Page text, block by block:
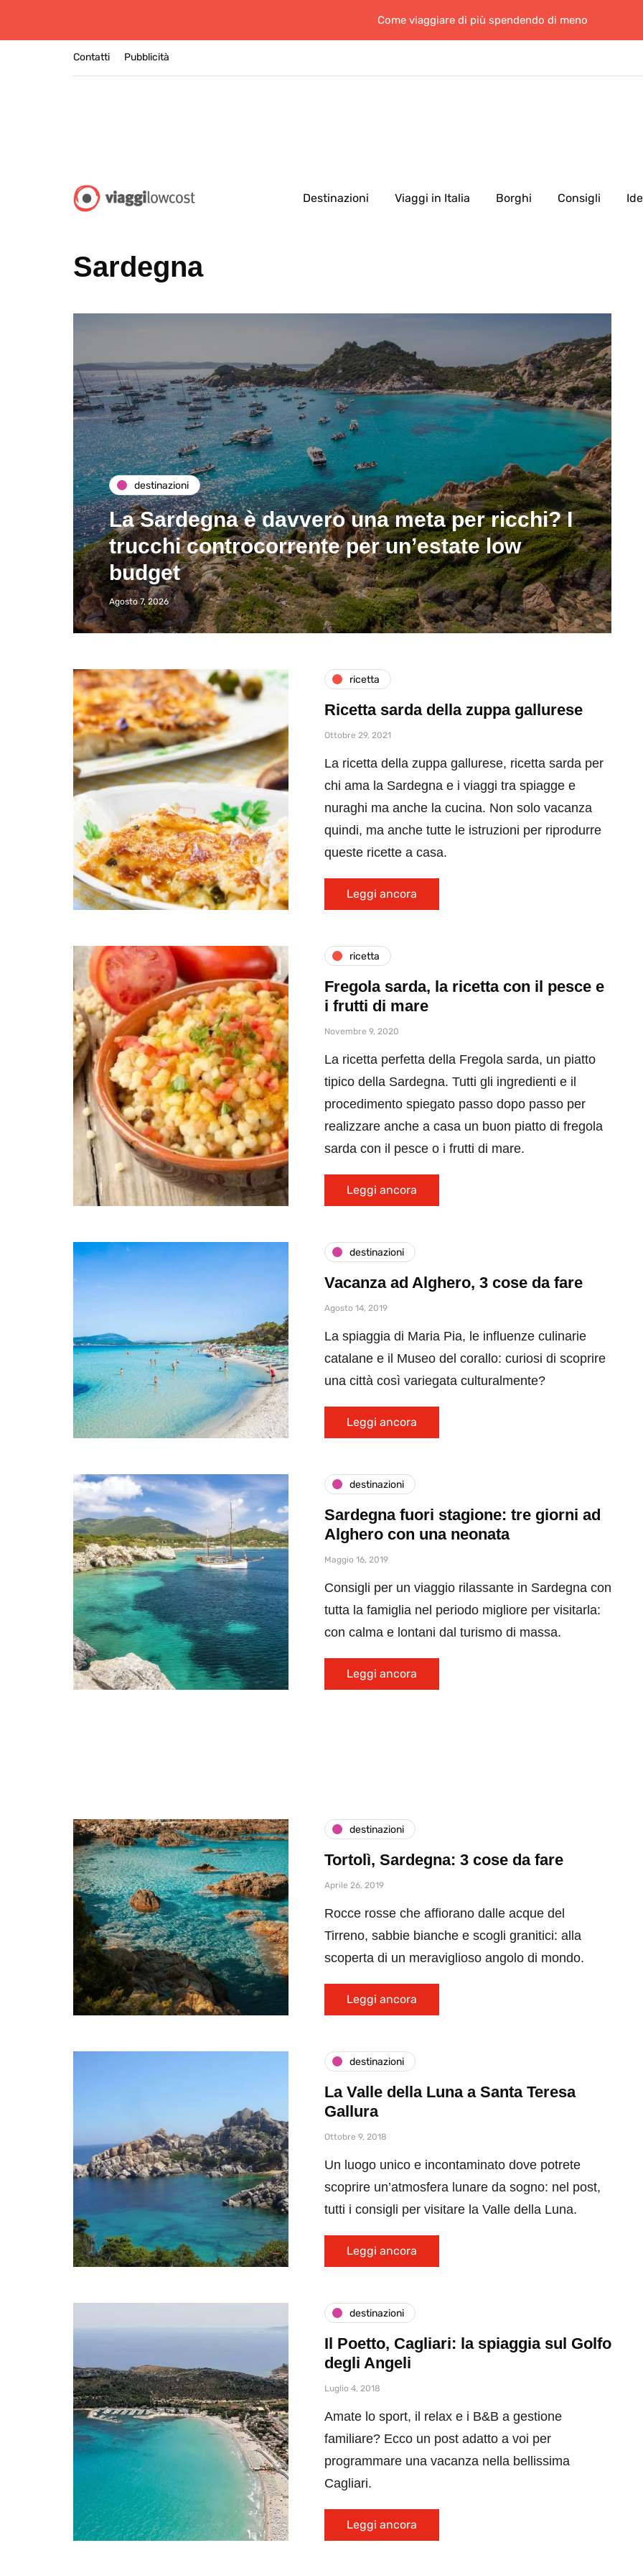
Come viaggiare di più spendendo di meno
Contatti Pubblicità
Destinazioni Viaggi in Italia Borghi Consigli
Sardegna
destinazioni
La Sardegna è davvero una meta per ricchi? I
trucchi controcorrente per un’estate low
budget
Agosto 7, 2026
ricetta
Ricetta sarda della zuppa gallurese
Ottobre 29, 2021
La ricetta della zuppa gallurese, ricetta sarda per
chi ama la Sardegna e i viaggi tra spiagge e
nuraghi ma anche la cucina. Non solo vacanza
quindi, ma anche tutte le istruzioni per riprodurre
queste ricette a casa.
Leggi ancora
ricetta
Fregola sarda, la ricetta con il pesce e
i frutti di mare
Novembre 9, 2020
La ricetta perfetta della Fregola sarda, un piatto
tipico della Sardegna. Tutti gli ingredienti e il
procedimento spiegato passo dopo passo per
realizzare anche a casa un buon piatto di fregola
sarda con il pesce o i frutti di mare.
Leggi ancora
destinazioni
Vacanza ad Alghero, 3 cose da fare
Agosto 14, 2019
La spiaggia di Maria Pia, le influenze culinarie
catalane e il Museo del corallo: curiosi di scoprire
una città così variegata culturalmente?
Leggi ancora
destinazioni
Sardegna fuori stagione: tre giorni ad
Alghero con una neonata
Maggio 16, 2019
Consigli per un viaggio rilassante in Sardegna con
tutta la famiglia nel periodo migliore per visitarla:
con calma e lontani dal turismo di massa.
Leggi ancora
destinazioni
Tortolì, Sardegna: 3 cose da fare
Aprile 26, 2019
Rocce rosse che affiorano dalle acque del
Tirreno, sabbie bianche e scogli granitici: alla
scoperta di un meraviglioso angolo di mondo.
Leggi ancora
destinazioni
La Valle della Luna a Santa Teresa
Gallura
Ottobre 9, 2018
Un luogo unico e incontaminato dove potrete
scoprire un’atmosfera lunare da sogno: nel post,
tutti i consigli per visitare la Valle della Luna.
Leggi ancora
destinazioni
Il Poetto, Cagliari: la spiaggia sul Golfo
degli Angeli
Luglio 4, 2018
Amate lo sport, il relax e i B&B a gestione
familiare? Ecco un post adatto a voi per
programmare una vacanza nella bellissima
Cagliari.
Leggi ancora